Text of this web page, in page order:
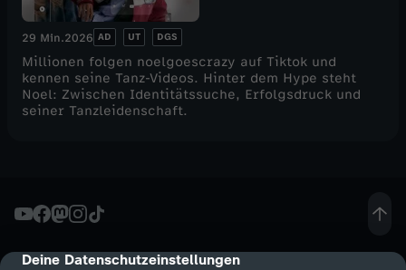
cmp-dialog-description
Deine Datenschutzeinstellungen
29 Min.2026 AD UT DGS
Millionen folgen noelgoescrazy auf Tiktok und
kennen seine Tanz-Videos. Hinter dem Hype steht
Noel: Zwischen Identitätssuche, Erfolgsdruck und
seiner Tanzleidenschaft.